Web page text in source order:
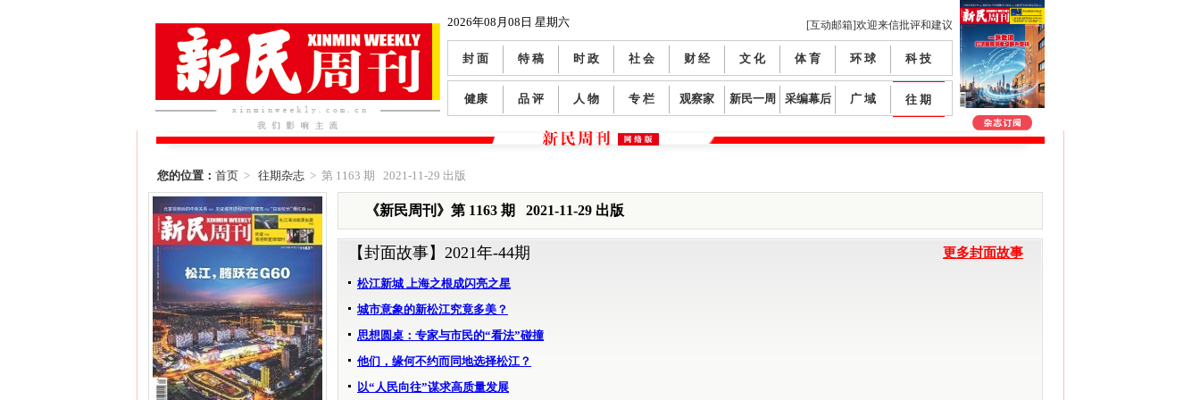
2026年08月08日 星期六 [互动邮箱]欢迎来信批评和建议
封 面 特 稿 时 政 社 会 财 经 文 化 体 育 环 球 科 技
健康 品 评 人 物 专 栏 观察家 新民一周 采编幕后 广 域 往 期
您的位置： 首页 > 往期杂志 > 第 1163 期 2021-11-29 出版
《新民周刊》第 1163 期 2021-11-29 出版
【封面故事】 2021年-44期 更多封面故事
松江新城 上海之根成闪亮之星
城市意象的新松江究竟多美？
思想圆桌：专家与市民的“看法”碰撞
他们，缘何不约而同地选择松江？
以“人民向往”谋求高质量发展